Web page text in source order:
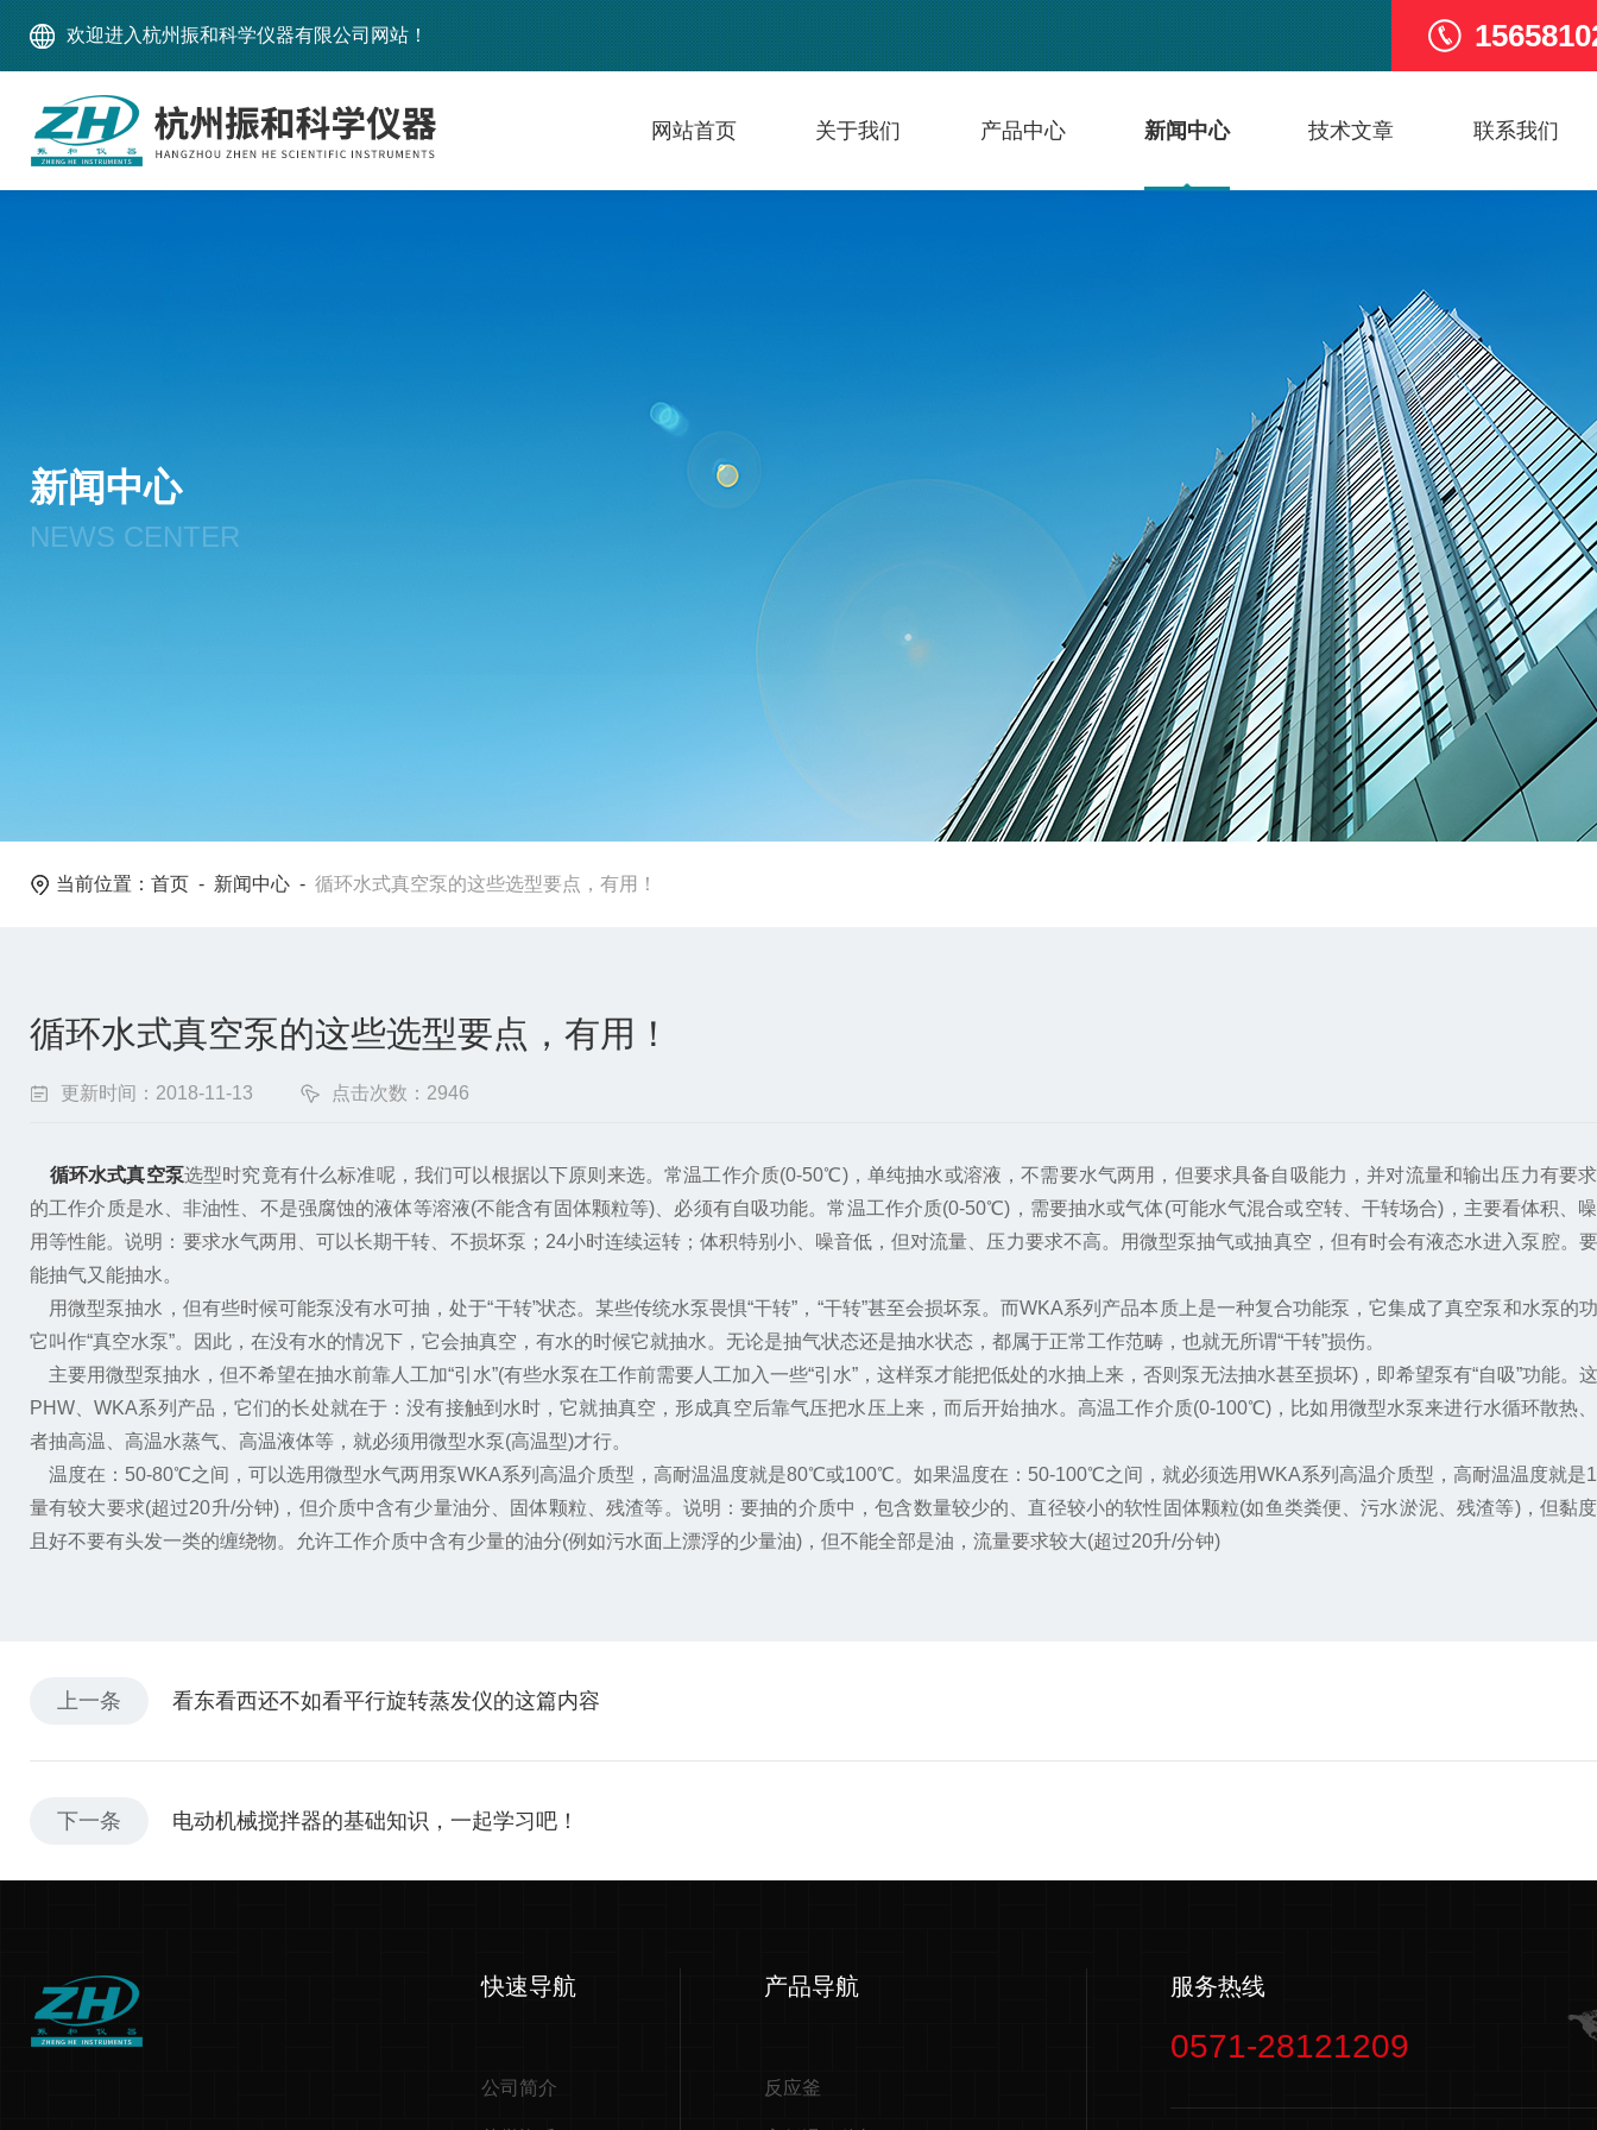
欢迎进入杭州振和科学仪器有限公司网站！
网站首页 关于我们 产品中心 新闻中心 技术文章 联系我们
新闻中心
NEWS CENTER
当前位置： 首页 - 新闻中心 - 循环水式真空泵的这些选型要点，有用！
循环水式真空泵的这些选型要点，有用！
更新时间：2018-11-13 点击次数：2946
循环水式真空泵选型时究竟有什么标准呢，我们可以根据以下原则来选。常温工作介质(0-50℃)，单纯抽水或溶液，不需要水气两用，但要求具备自吸能力，并对流量和输出压力有要
的工作介质是水、非油性、不是强腐蚀的液体等溶液(不能含有固体颗粒等)、必须有自吸功能。常温工作介质(0-50℃)，需要抽水或气体(可能水气混合或空转、干转场合)，主要看体积、
用等性能。说明：要求水气两用、可以长期干转、不损坏泵；24小时连续运转；体积特别小、噪音低，但对流量、压力要求不高。用微型泵抽气或抽真空，但有时会有液态水进入泵腔。
能抽气又能抽水。
用微型泵抽水，但有些时候可能泵没有水可抽，处于“干转”状态。某些传统水泵畏惧“干转”，“干转”甚至会损坏泵。而WKA系列产品本质上是一种复合功能泵，它集成了真空泵和水泵的
它叫作“真空水泵”。因此，在没有水的情况下，它会抽真空，有水的时候它就抽水。无论是抽气状态还是抽水状态，都属于正常工作范畴，也就无所谓“干转”损伤。
主要用微型泵抽水，但不希望在抽水前靠人工加“引水”(有些水泵在工作前需要人工加入一些“引水”，这样泵才能把低处的水抽上来，否则泵无法抽水甚至损坏)，即希望泵有“自吸”功能。
PHW、WKA系列产品，它们的长处就在于：没有接触到水时，它就抽真空，形成真空后靠气压把水压上来，而后开始抽水。高温工作介质(0-100℃)，比如用微型水泵来进行水循环散热
者抽高温、高温水蒸气、高温液体等，就必须用微型水泵(高温型)才行。
温度在：50-80℃之间，可以选用微型水气两用泵WKA系列高温介质型，高耐温温度就是80℃或100℃。如果温度在：50-100℃之间，就必须选用WKA系列高温介质型，高耐温温度就是
量有较大要求(超过20升/分钟)，但介质中含有少量油分、固体颗粒、残渣等。说明：要抽的介质中，包含数量较少的、直径较小的软性固体颗粒(如鱼类粪便、污水淤泥、残渣等)，但黏
且好不要有头发一类的缠绕物。允许工作介质中含有少量的油分(例如污水面上漂浮的少量油)，但不能全部是油，流量要求较大(超过20升/分钟)
上一条 看东看西还不如看平行旋转蒸发仪的这篇内容
下一条 电动机械搅拌器的基础知识，一起学习吧！
快速导航
公司简介
产品导航
反应釜
服务热线
0571-28121209